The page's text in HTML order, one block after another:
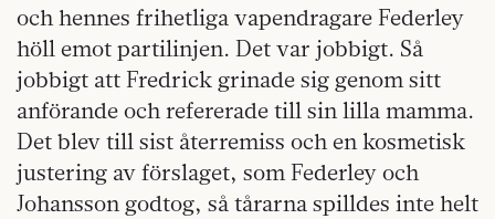
och hennes frihetliga vapendragare Federley
höll emot partilinjen. Det var jobbigt. Så
jobbigt att Fredrick grinade sig genom sitt
anförande och refererade till sin lilla mamma.
Det blev till sist återremiss och en kosmetisk
justering av förslaget, som Federley och
Johansson godtog, så tårarna spilldes inte helt